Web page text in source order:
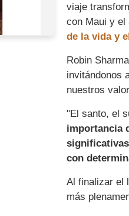
viaje
con Maui y el
de la vida y
Robin
invitándonos
nuestros
"El santo, el
importancia
con
Al finalizar el
más